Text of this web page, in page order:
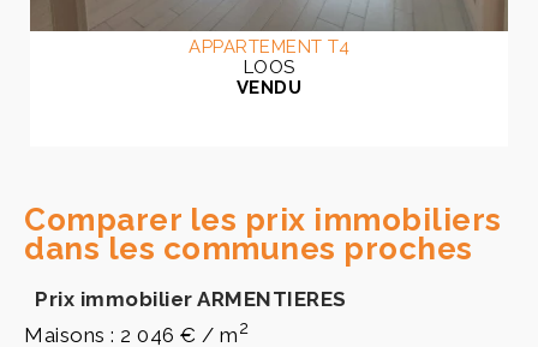
APPARTEMENT T4
LOOS
VENDU
Comparer les prix immobiliers
dans les communes proches
Prix immobilier ARMENTIERES
Maisons : 2 046 € / m2